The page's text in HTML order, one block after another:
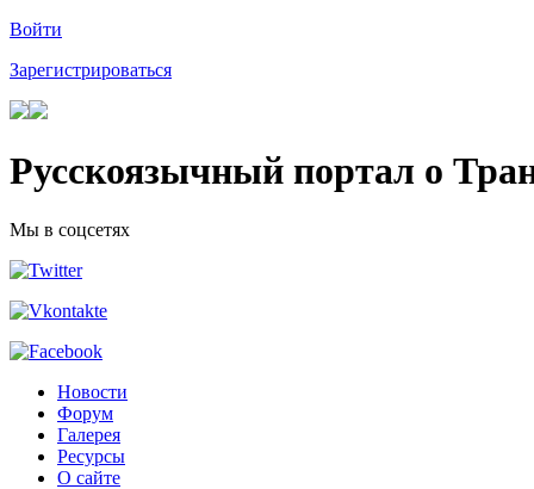
Войти
Зарегистрироваться
Русскоязычный портал о
Мы в соцсетях
Новости
Форум
Галерея
Ресурсы
О сайте